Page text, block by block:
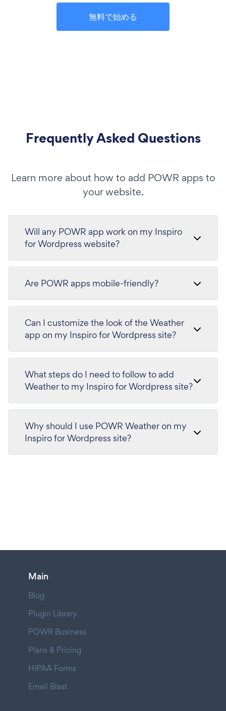
無料で始める
Frequently Asked Questions
Learn more about how to add POWR apps to
your website.
Will any POWR app work on my Inspiro
for Wordpress website?
Are POWR apps mobile-friendly?
Can I customize the look of the Weather
app on my Inspiro for Wordpress site?
What steps do I need to follow to add
Weather to my Inspiro for Wordpress site?
Why should I use POWR Weather on my
Inspiro for Wordpress site?
Main
Blog
Plugin Library
POWR Business
Plans & Pricing
HIPAA Forms
Email Blast